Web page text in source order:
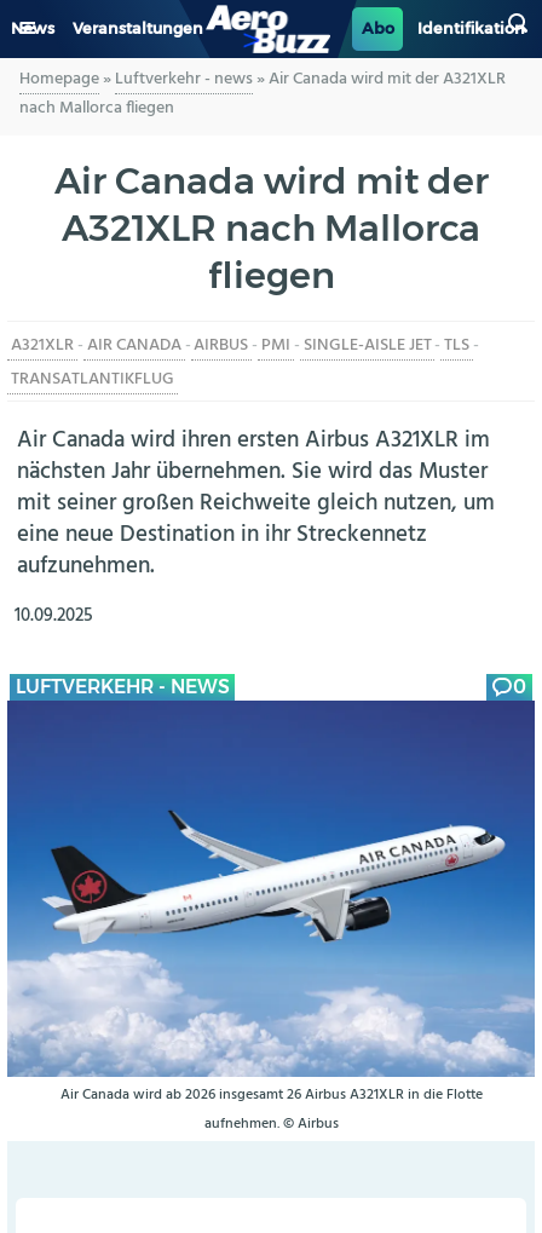
News Veranstaltungen Abo Identifikation
GENERAL AVIATION
LUFTVERKEHR
INDUSTRIE
BERUFE
AERO-KULTUR
Homepage»Luftverkehr - news»Air Canada wird mit der A321XLR
nach Mallorca fliegen
Air Canada wird mit der
A321XLR nach Mallorca
fliegen
A321XLR-AIR CANADA-AIRBUS- PMI - SINGLE-AISLE JET-TLS-
TRANSATLANTIKFLUG
Air Canada wird ihren ersten Airbus A321XLR im
nächsten Jahr übernehmen. Sie wird das Muster
mit seiner großen Reichweite gleich nutzen, um
eine neue Destination in ihr Streckennetz
aufzunehmen.
10.09.2025
LUFTVERKEHR - NEWS 0
Air Canada wird ab 2026 insgesamt 26 Airbus A321XLR in die Flotte
aufnehmen. © Airbus